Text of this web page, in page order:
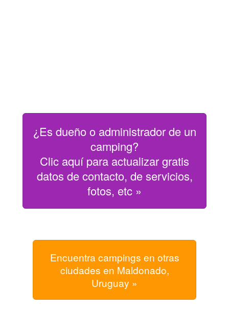
¿Es dueño o administrador de un
camping?
Clic aquí para actualizar gratis
datos de contacto, de servicios,
fotos, etc »
Encuentra campings en otras
ciudades en Maldonado,
Uruguay »